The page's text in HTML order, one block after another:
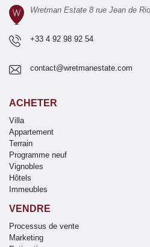
Wretman Estate 8 rue Jean de
+33 4 92 98 92 54
contact@wretmanestate.com
ACHETER
Villa
Appartement
Terrain
Programme neuf
Vignobles
Hôtels
Immeubles
VENDRE
Processus de vente
Marketing